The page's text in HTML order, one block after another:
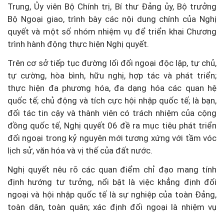
Trung, Ủy viên Bộ Chính trị, Bí thư Đảng ủy, Bộ trưởng
Bộ Ngoại giao, trình bày các nội dung chính của Nghị
quyết và một số nhóm nhiệm vụ để triển khai Chương
trình hành động thực hiện Nghị quyết.
Trên cơ sở tiếp tục đường lối đối ngoại độc lập, tự chủ,
tự cường, hòa bình, hữu nghị, hợp tác và phát triển;
thực hiện đa phương hóa, đa dạng hóa các quan hệ
quốc tế; chủ động và tích cực hội nhập quốc tế; là bạn,
đối tác tin cậy và thành viên có trách nhiệm của cộng
đồng quốc tế, Nghị quyết 06 đề ra mục tiêu phát triển
đối ngoại trong kỷ nguyên mới tương xứng với tầm vóc
lịch sử, văn hóa và vị thế của đất nước.
Nghị quyết nêu rõ các quan điểm chỉ đạo mang tính
định hướng tư tưởng, nổi bật là việc khẳng định đối
ngoại và hội nhập quốc tế là sự nghiệp của toàn Đảng,
toàn dân, toàn quân; xác định đối ngoại là nhiệm vụ